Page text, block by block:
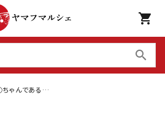
shopping_cart
search
んである！